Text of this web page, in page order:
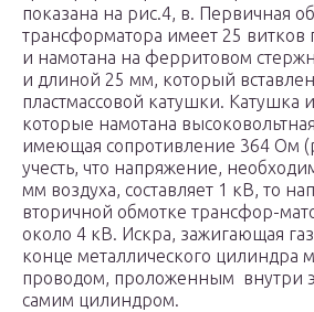
показана на рис.4, в. Первичная
трансформатора имеет 25 витков
и намотана на ферритовом
и длиной 25 мм, который
пластмассовой катушки. Катушка
которые намотана
имеющая сопротивление 364 Ом
учесть, что напряжение,
мм воздуха, составляет 1 кВ, то
вторичной обмотке трансфор-
около 4 кВ. Искра, зажигающая
конце металлического цилиндра
проводом, проложенным внутри
самим цилиндром.